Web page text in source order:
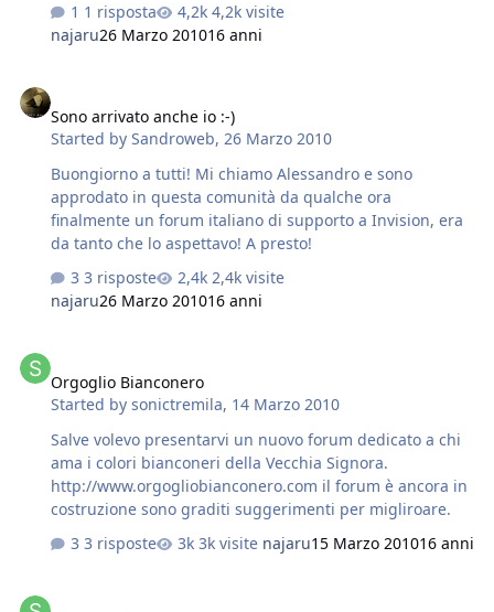
Invision Power Board è un software che mi ha sempre
sbalordito, in ogni occasione, ed ormai la uso da quasi 4
immensamente felice vedere che finalmente esiste un
Forum di supporto tutto Italiano.
1 risposta
4,2k visite
najaru26 Marzo 201016 anni
Sono arrivato anche io :-)
Started bySandroweb, 26 Marzo 2010
Buongiorno a tutti! Mi chiamo Alessandro e sono
approdato in questa comunità da qualche ora
finalmente un forum italiano di supporto a Invision, era
da tanto che lo aspettavo! A presto!
3 risposte
2,4k visite
najaru26 Marzo 201016 anni
Orgoglio Bianconero
Started bysonictremila, 14 Marzo 2010
Salve volevo presentarvi un nuovo forum dedicato a chi
ama i colori bianconeri della Vecchia Signora.
http://www.orgogliobianconero.com il forum è ancora in
costruzione sono graditi suggerimenti per migliroare.
3 risposte
3k visite najaru15 Marzo 201016 anni